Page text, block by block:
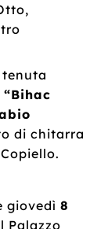
tenuta
di chitarra
giovedì8
Palazzo